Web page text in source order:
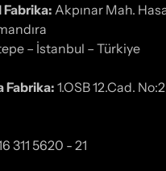
Akpınar Mah.
– İstanbul – Türkiye
Fabrika: 1.OSB 12.Cad.
311 5620 - 21